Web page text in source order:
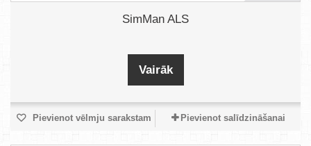
SimMan ALS
Vairāk
Pievienot vēlmju sarakstam Pievienot salīdzināšanai